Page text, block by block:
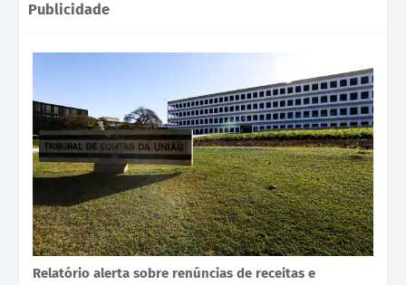
Publicidade
Relatório alerta sobre renúncias de receitas e